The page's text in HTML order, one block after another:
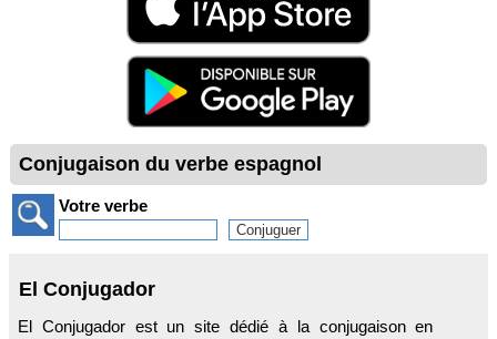
Conjugaison du verbe espagnol
Votre verbe
El Conjugador
El Conjugador est un site dédié à la conjugaison en